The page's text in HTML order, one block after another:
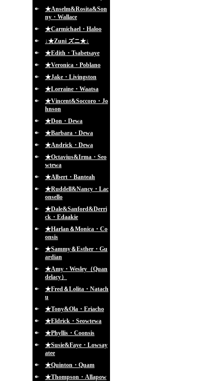
★Anselm&Rosita&Son
ny・Wallace
★Carmichael・Haloo
↓★Zuni ズニ★↓
★Edith・Tsabetsaye
★Veronica・Poblano
★Jake・Livingston
★Lorraine・Waatsa
★Vincent&Soccoro・Jo
hnson
★Don・Dewa
★Barbara・Dewa
★Andrick・Dewa
★Octavius&Irma・Seo
wtewa
★Albert・Banteah
★Ruddell&Nancy・Lac
onsello
★Dale&Sanford&Derri
ck・Edaakie
★Harlan＆Monica・Co
onsis
★Sammy＆Esther・Gu
ardian
★Amy・Wesley（Quan
delacy）
★Fred＆Lolita・Natach
u
★Tony&Ola・Eriacho
★Eldrick・Seowtewa
★Phyllis・Coonsis
★Susie&Faye・Lowsay
atee
★Quinton・Quam
★Thompson・Allapow